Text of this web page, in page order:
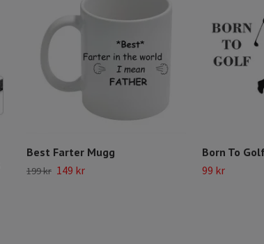
Best Farter Mugg
199 kr 149 kr
Born To
99 kr